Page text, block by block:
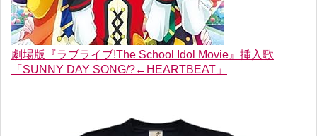
劇場版『ラブライブ!The School Idol Movie』挿入歌
「SUNNY DAY SONG/?←HEARTBEAT」